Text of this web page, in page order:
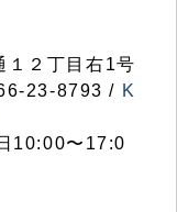
２丁目右1号
23-8793 / K
10:00〜17:0